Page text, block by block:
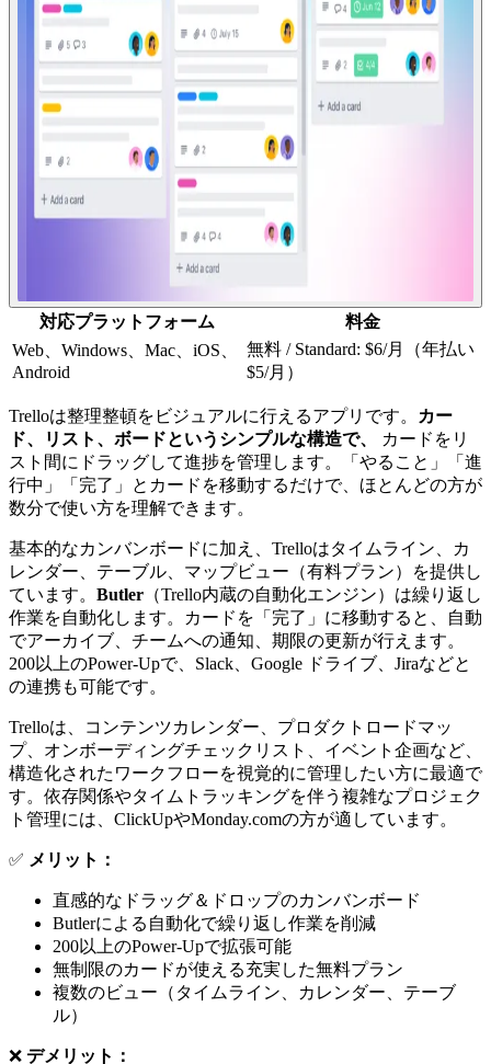
対応プラットフォーム
料金
Web、Windows、Mac、iOS、
Android
無料 / Standard: $6/月（年払い
$5/月）
Trelloは整理整頓をビジュアルに行えるアプリです。
カー
ド、リスト、ボードというシンプルな構造で、
カードをリ
スト間にドラッグして進捗を管理します。「やること」「進
行中」「完了」とカードを移動するだけで、ほとんどの方が
数分で使い方を理解できます。
基本的なカンバンボードに加え、Trelloはタイムライン、カ
レンダー、テーブル、マップビュー（有料プラン）を提供し
ています。 Butler （Trello内蔵の自動化エンジン）は繰り返し
作業を自動化します。カードを「完了」に移動すると、自動
でアーカイブ、チームへの通知、期限の更新が行えます。
200以上のPower-Upで、Slack、Google ドライブ、Jiraなどと
の連携も可能です。
Trelloは、コンテンツカレンダー、プロダクトロードマッ
プ、オンボーディングチェックリスト、イベント企画など、
構造化されたワークフローを視覚的に管理したい方に最適で
す。依存関係やタイムトラッキングを伴う複雑なプロジェク
ト管理には、ClickUpやMonday.comの方が適しています。
✅ メリット：
直感的なドラッグ＆ドロップのカンバンボード
Butlerによる自動化で繰り返し作業を削減
200以上のPower-Upで拡張可能
無制限のカードが使える充実した無料プラン
複数のビュー（タイムライン、カレンダー、テーブ
ル）
❌ デメリット：